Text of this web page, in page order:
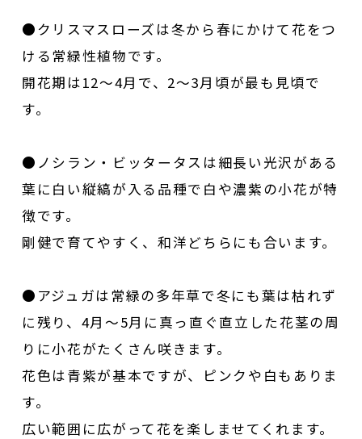
●クリスマスローズは冬から春にかけて花をつ
ける常緑性植物です。
開花期は12～4月で、2～3月頃が最も見頃で
す。
●ノシラン・ビッタータスは細長い光沢がある
葉に白い縦縞が入る品種で白や濃紫の小花が特
徴です。
剛健で育てやすく、和洋どちらにも合います。
●アジュガは常緑の多年草で冬にも葉は枯れず
に残り、4月～5月に真っ直ぐ直立した花茎の周
りに小花がたくさん咲きます。
花色は青紫が基本ですが、ピンクや白もありま
す。
広い範囲に広がって花を楽しませてくれます。